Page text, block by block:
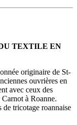
TEXTILE EN
originaire de St-
ouvrières en
avec ceux des
à Roanne.
de tricotage roannaise